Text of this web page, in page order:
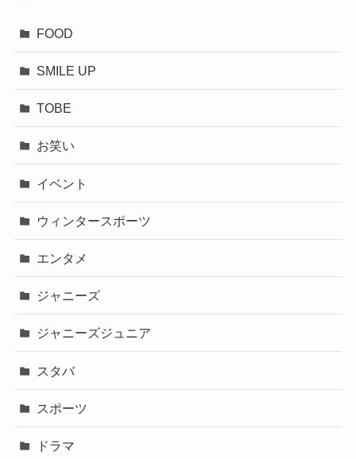
FOOD
SMILE UP
TOBE
お笑い
イベント
ウィンタースポーツ
エンタメ
ジャニーズ
ジャニーズジュニア
スタバ
スポーツ
ドラマ